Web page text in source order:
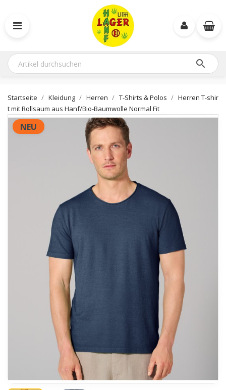

Startseite Kleidung Herren T-Shirts & Polos
Herren T-shir
t mit Rollsaum aus Hanf/Bio-Baumwolle Normal Fit
NEU